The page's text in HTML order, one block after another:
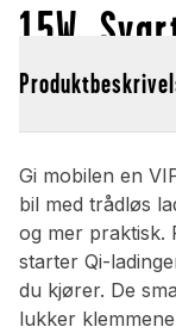
15W,
Gi mobilen en
bil med trådløs
og mer praktisk.
starter Qi-
du kjører. De
lukker